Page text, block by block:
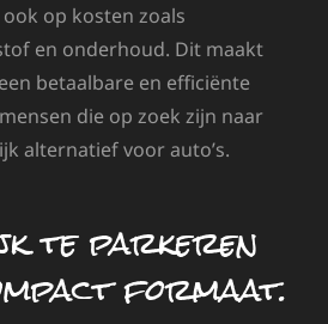
op kosten zoals
en onderhoud. Dit maakt
betaalbare en efficiënte
die op zoek zijn naar
alternatief voor auto’s.
te parkeren
formaat.